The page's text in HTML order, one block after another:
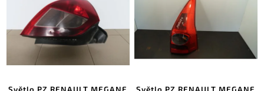
Světlo PZ RENAULT MEGANE
Světlo PZ RENAULT MEGANE